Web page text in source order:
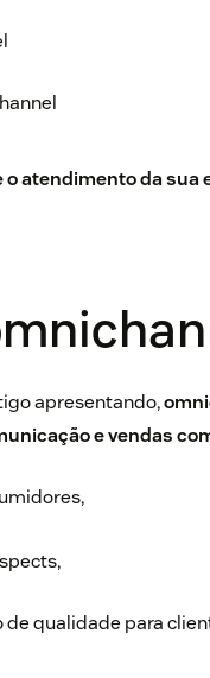
o atendimento da sua
apresentando,
e vendas
qualidade para